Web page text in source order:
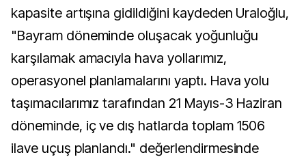
kapasite artışına gidildiğini kaydeden Uraloğlu,
"Bayram döneminde oluşacak yoğunluğu
karşılamak amacıyla hava yollarımız,
operasyonel planlamalarını yaptı. Hava yolu
taşımacılarımız tarafından 21 Mayıs-3 Haziran
döneminde, iç ve dış hatlarda toplam 1506
ilave uçuş planlandı." değerlendirmesinde